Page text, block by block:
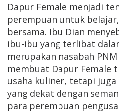
Dapur Female menjadi
perempuan untuk
bersama. Ibu Dian
ibu-ibu yang terlibat
merupakan nasabah
membuat Dapur Female
usaha kuliner, tetapi
yang dekat dengan
para perempuan